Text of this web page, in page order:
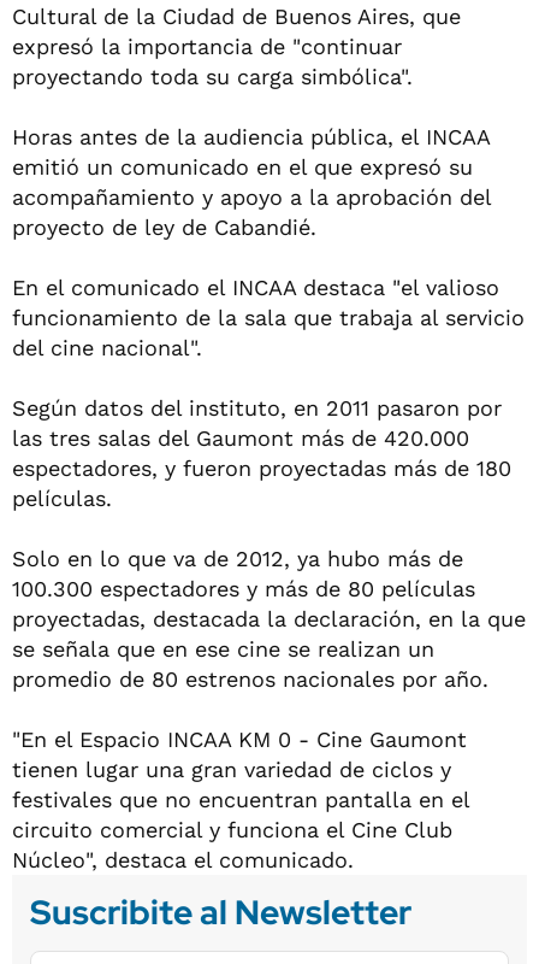
Cultural de la Ciudad de Buenos Aires, que
expresó la importancia de "continuar
proyectando toda su carga simbólica".
Horas antes de la audiencia pública, el INCAA
emitió un comunicado en el que expresó su
acompañamiento y apoyo a la aprobación del
proyecto de ley de Cabandié.
En el comunicado el INCAA destaca "el valioso
funcionamiento de la sala que trabaja al servicio
del cine nacional".
Según datos del instituto, en 2011 pasaron por
las tres salas del Gaumont más de 420.000
espectadores, y fueron proyectadas más de 180
películas.
Solo en lo que va de 2012, ya hubo más de
100.300 espectadores y más de 80 películas
proyectadas, destacada la declaración, en la que
se señala que en ese cine se realizan un
promedio de 80 estrenos nacionales por año.
"En el Espacio INCAA KM 0 - Cine Gaumont
tienen lugar una gran variedad de ciclos y
festivales que no encuentran pantalla en el
circuito comercial y funciona el Cine Club
Núcleo", destaca el comunicado.
Suscribite al Newsletter